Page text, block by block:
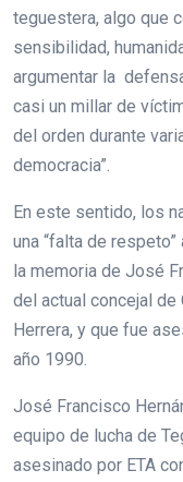
teguestera, algo que
sensibilidad,
argumentar la
casi un millar de
del orden durante
democracia”.
En este sentido, los
una “falta de
la memoria de José
del actual concejal de
Herrera, y que fue
año 1990.
José Francisco
equipo de lucha de
asesinado por ETA